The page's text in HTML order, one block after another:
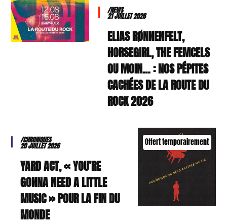
/NEWS
21 JUILLET 2026
ELIAS RØNNENFELT,
HORSEGIRL, THE FEMCELS
OU MOIN… : NOS PÉPITES
CACHÉES DE LA ROUTE DU
ROCK 2026
Offert temporairement
/CHRONIQUES
20 JUILLET 2026
YARD ACT, « YOU’RE
GONNA NEED A LITTLE
MUSIC » POUR LA FIN DU
MONDE